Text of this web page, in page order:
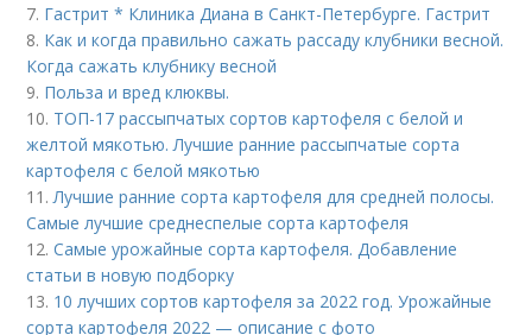
7. Гастрит * Клиника Диана в Санкт-Петербурге. Гастрит
8. Как и когда правильно сажать рассаду клубники весной.
Когда сажать клубнику весной
9. Польза и вред клюквы.
10. ТОП-17 рассыпчатых сортов картофеля с белой и
желтой мякотью. Лучшие ранние рассыпчатые сорта
картофеля с белой мякотью
11.Лучшие ранние сорта картофеля для средней полосы.
Самые лучшие среднеспелые сорта картофеля
12.Самые урожайные сорта картофеля. Добавление
статьи в новую подборку
13. 10 лучших сортов картофеля за 2022 год. Урожайные
сорта картофеля 2022 — описание с фото